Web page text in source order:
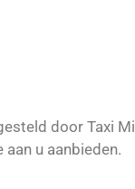
door Taxi
u aanbieden.